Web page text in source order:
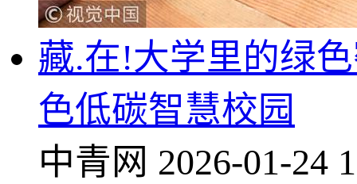
藏.在!大学里的绿
色低碳智慧校园
中青网 2026-01-24